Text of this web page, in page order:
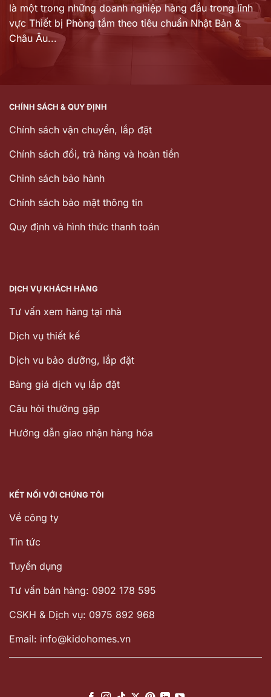
là một trong những doanh nghiệp hàng đầu trong lĩnh
vực Thiết bị Phòng tắm theo tiêu chuẩn Nhật Bản &
Châu Âu...
CHÍNH SÁCH & QUY ĐỊNH
Chính sách vận chuyển, lắp đặt
Chính sách đổi, trả hàng và hoàn tiền
Chinh sách bảo hành
Chính sách bảo mật thông tin
Quy định và hình thức thanh toán
DỊCH VỤ KHÁCH HÀNG
Tư vấn xem hàng tại nhà
Dịch vụ thiết kế
Dịch vu bảo dưỡng, lắp đặt
Bảng giá dịch vụ lắp đặt
Câu hỏi thường gặp
Hướng dẫn giao nhận hàng hóa
KẾT NỐI VỚI CHÚNG TÔI
Về công ty
Tin tức
Tuyển dụng
Tư vấn bán hàng: 0902 178 595
CSKH & Dịch vụ: 0975 892 968
Email: info@kidohomes.vn